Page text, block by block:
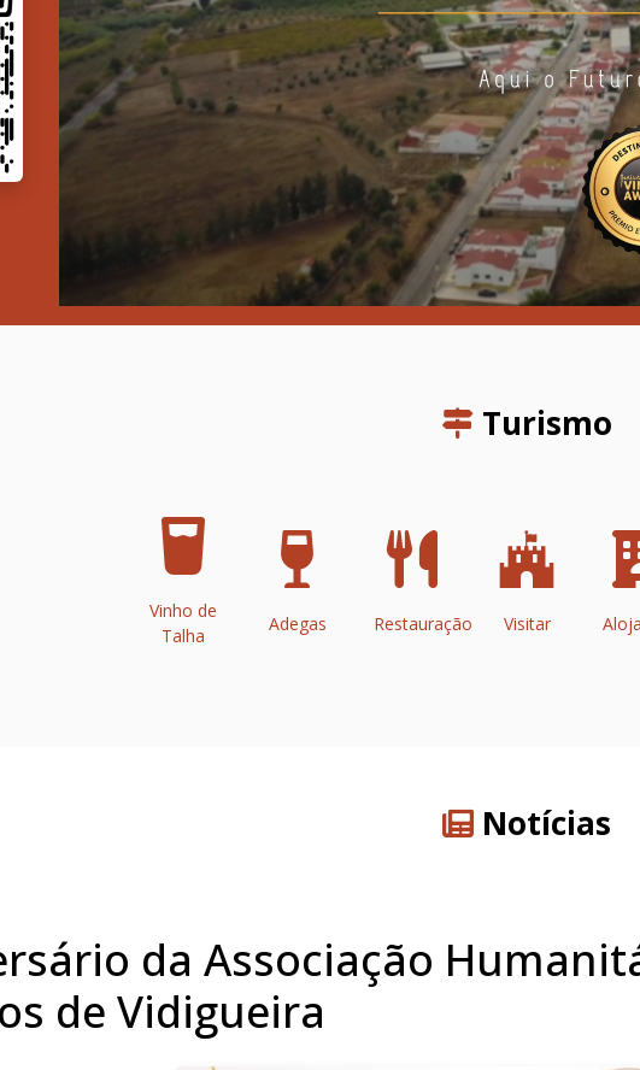
Turismo
Vinho de
Talha
Adegas Restauração Visitar
Notícias
da Associação
de Vidigueira